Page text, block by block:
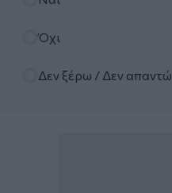
Όχι
Δεν ξέρω / Δεν απαντώ